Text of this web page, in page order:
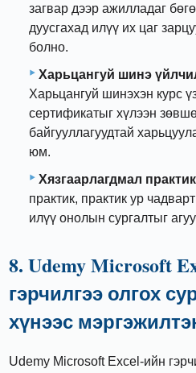
загвар дээр ажилладаг
дуусгахад илүү их цаг
болно.
Харьцангуй шинэ
Харьцангуй шинэхэн курс
сертификатыг хүлээн
байгууллагуудтай
юм.
Хязгаарлагдмал
практик, практик ур
илүү онолын сургалтыг
8. Udemy Microsoft
гэрчилгээ олгох
хүнээс
Udemy Microsoft Excel-ийн